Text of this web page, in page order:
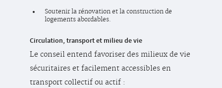
Soutenir la rénovation et la construction de
logements abordables.
Circulation, transport et milieu de vie
Le conseil entend favoriser des milieux de vie
sécuritaires et facilement accessibles en
transport collectif ou actif :